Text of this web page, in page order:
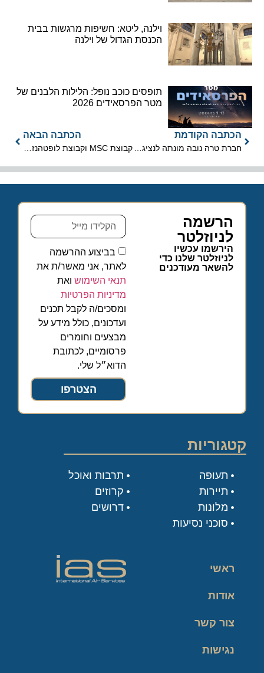
וילנה, ליטא: חשיפות מרגשות בבית
הכנסת הגדול של וילנה
תופסים כוכב נופל: הלילות הלבנים של
מטר הפרסאידים 2026
הכתבה הקודמת
חברת טרה נובה מונתה לנציגת רשות התיירות של פולין בישראל
הכתבה הבאה
קבוצת MSC וקבוצת לופטהנזה מעוניינות ברכישת איטה איירווייס
הרשמה
לניוזלטר
הירשמו עכשיו
לניוזלטר שלנו כדי
להשאר מעודכנים
בביצוע ההרשמה
לאתר, אני מאשר/ת את
תנאי השימושואת
מדיניות הפרטיות
ומסכים/ה לקבל תכנים
ועדכונים, כולל מידע על
מבצעים וחומרים
פרסומיים, לכתובת
הדוא״ל שלי.
הצטרפו
קטגוריות
תעופה
תיירות
מלונות
סוכני נסיעות
תרבות ואוכל
קרוזים
דרושים
ראשי
אודות
צור קשר
נגישות